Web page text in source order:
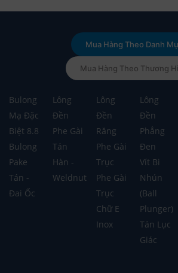
Mua Hàng Theo Danh
Mua Hàng Theo Thương
Bulong
Mạ Đặc
Biệt 8.8
Bulong
Pake
Tán -
Đai Ốc
Lông
Đền
Phe Gài
Tán
Hàn -
Weldnut
Lông
Đền
Răng
Phe Gài
Trục
Phe Gài
Trục
Chữ E
Inox
Lông
Đền
Phẳng
Đen
Vít Bi
Nhún
(Ball
Plunger)
Tán Lục
Giác